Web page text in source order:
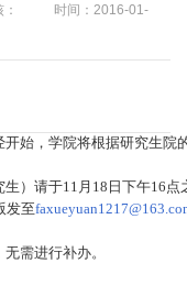
时间：2016-01-
始，学院将根据研究生院
）请于11月18日下午16
发至
需进行补办。